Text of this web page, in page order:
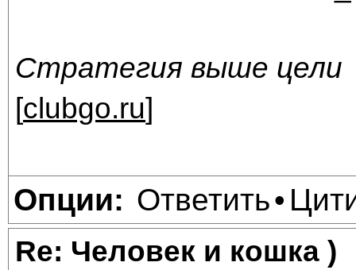
Стратегия выше цели
[clubgo.ru]
Опции: Ответить•
Re: Человек и кошка )